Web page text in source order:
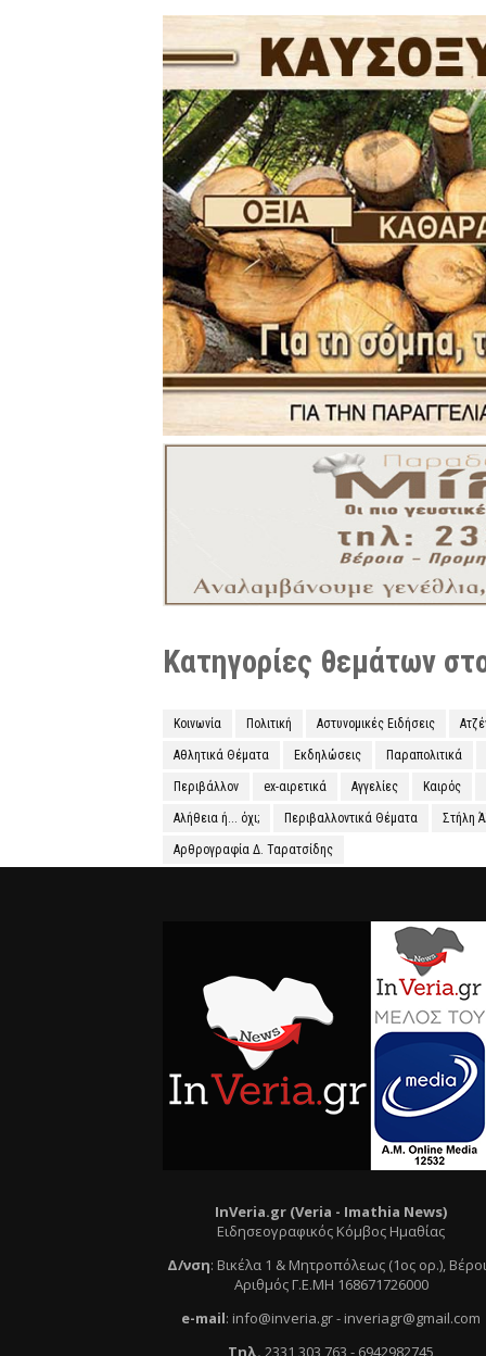
Κατηγορίες θεμάτων
Κοινωνία Πολιτική Αστυνομικές Ειδήσεις
Αθλητικά Θέματα Εκδηλώσεις Παραπολιτικά
Περιβάλλον ex-αιρετικά Αγγελίες Καιρός
Αλήθεια ή... όχι; Περιβαλλοντικά Θέματα Στήλη
Αρθρογραφία Δ. Ταρατσίδης
InVeria.gr (Veria - Ιmathia News)
Ειδησεογραφικός Κόμβος Ημαθίας
Δ/νση: Βικέλα 1 & Μητροπόλεως (1ος ορ.),
Αριθμός Γ.Ε.ΜΗ 168671726000
e-mail: info@inveria.gr- inveriagr@gmail.com
Τηλ. 2331 303 763 - 6942982745